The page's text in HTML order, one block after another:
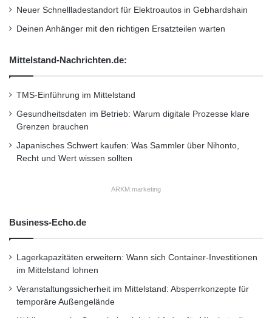
Neuer Schnellladestandort für Elektroautos in Gebhardshain
Deinen Anhänger mit den richtigen Ersatzteilen warten
Mittelstand-Nachrichten.de:
TMS-Einführung im Mittelstand
Gesundheitsdaten im Betrieb: Warum digitale Prozesse klare
Grenzen brauchen
Japanisches Schwert kaufen: Was Sammler über Nihonto,
Recht und Wert wissen sollten
ARKM.marketing
Business-Echo.de
Lagerkapazitäten erweitern: Wann sich Container-Investitionen
im Mittelstand lohnen
Veranstaltungssicherheit im Mittelstand: Absperrkonzepte für
temporäre Außengelände